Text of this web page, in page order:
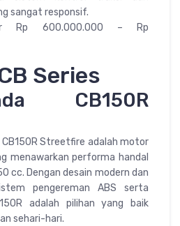
sangat responsif.
Rp 600.000.000 – Rp
Series
CB150R
CB150R Streetfire adalah motor
menawarkan performa handal
cc. Dengan desain modern dan
pengereman ABS serta
adalah pilihan yang baik
sehari-hari.